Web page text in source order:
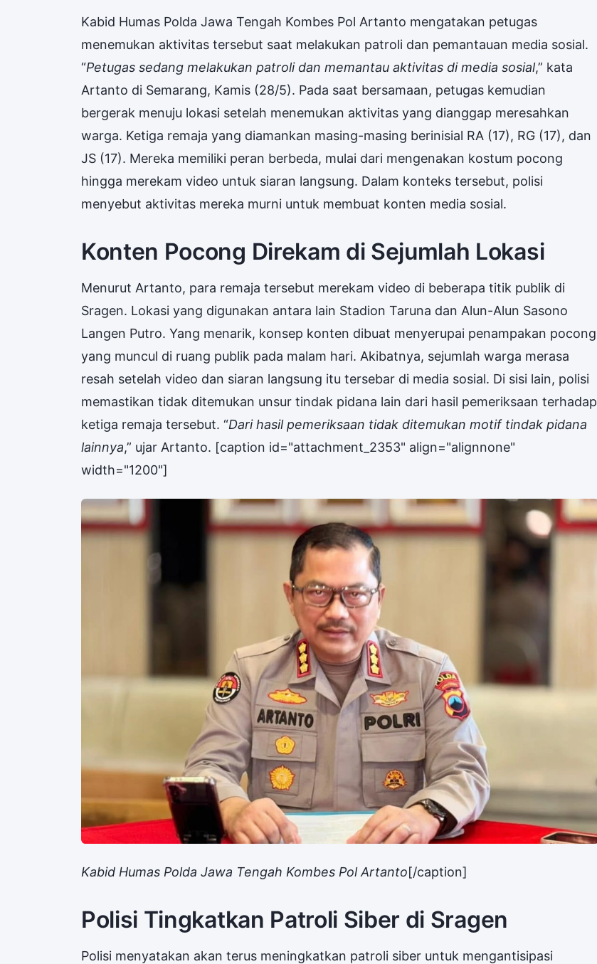
Kabid Humas Polda Jawa Tengah Kombes Pol Artanto mengatakan petugas
menemukan aktivitas tersebut saat melakukan patroli dan pemantauan media sosial.
“Petugas sedang melakukan patroli dan memantau aktivitas di media sosial,” kata
Artanto di Semarang, Kamis (28/5). Pada saat bersamaan, petugas kemudian
bergerak menuju lokasi setelah menemukan aktivitas yang dianggap meresahkan
warga. Ketiga remaja yang diamankan masing-masing berinisial RA (17), RG (17), dan
JS (17). Mereka memiliki peran berbeda, mulai dari mengenakan kostum pocong
hingga merekam video untuk siaran langsung. Dalam konteks tersebut, polisi
menyebut aktivitas mereka murni untuk membuat konten media sosial.
Konten Pocong Direkam di Sejumlah Lokasi
Menurut Artanto, para remaja tersebut merekam video di beberapa titik publik di
Sragen. Lokasi yang digunakan antara lain Stadion Taruna dan Alun-Alun Sasono
Langen Putro. Yang menarik, konsep konten dibuat menyerupai penampakan pocong
yang muncul di ruang publik pada malam hari. Akibatnya, sejumlah warga merasa
resah setelah video dan siaran langsung itu tersebar di media sosial. Di sisi lain, polisi
memastikan tidak ditemukan unsur tindak pidana lain dari hasil pemeriksaan terhadap
ketiga remaja tersebut. “Dari hasil pemeriksaan tidak ditemukan motif tindak pidana
lainnya,” ujar Artanto. [caption id="attachment_2353" align="alignnone"
width="1200"]
Kabid Humas Polda Jawa Tengah Kombes Pol Artanto[/caption]
Polisi Tingkatkan Patroli Siber di Sragen
Polisi menyatakan akan terus meningkatkan patroli siber untuk mengantisipasi